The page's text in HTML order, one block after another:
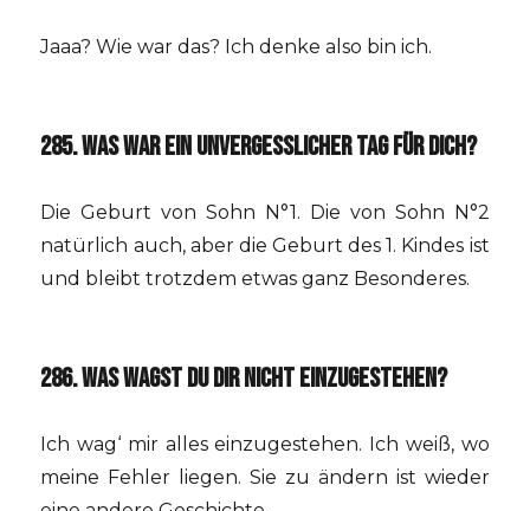
Jaaa? Wie war das? Ich denke also bin ich.
285. WAS WAR EIN UNVERGESSLICHER TAG FÜR DICH?
Die Geburt von Sohn N°1. Die von Sohn N°2
natürlich auch, aber die Geburt des 1. Kindes ist
und bleibt trotzdem etwas ganz Besonderes.
286. WAS WAGST DU DIR NICHT EINZUGESTEHEN?
Ich wag‘ mir alles einzugestehen. Ich weiß, wo
meine Fehler liegen. Sie zu ändern ist wieder